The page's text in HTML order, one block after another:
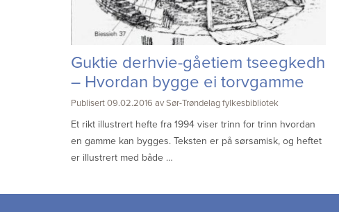
Guktie derhvie-gåetiem tseegkedh
– Hvordan bygge ei torvgamme
Publisert 09.02.2016 av Sør-Trøndelag fylkesbibliotek
Et rikt illustrert hefte fra 1994 viser trinn for trinn hvordan
en gamme kan bygges. Teksten er på sørsamisk, og heftet
er illustrert med både …